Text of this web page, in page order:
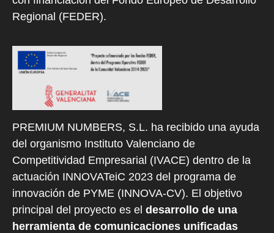
Regional (FEDER).
PREMIUM NUMBERS, S.L. ha recibido una ayuda
del organismo Instituto Valenciano de
Competitividad Empresarial (IVACE) dentro de la
actuación INNOVATeiC 2023 del programa de
innovación de PYME (INNOVA-CV). El objetivo
principal del proyecto es el desarrollo de una
herramienta de comunicaciones unificadas